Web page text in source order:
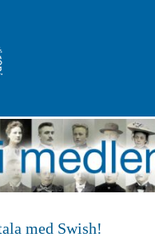
med Swish!